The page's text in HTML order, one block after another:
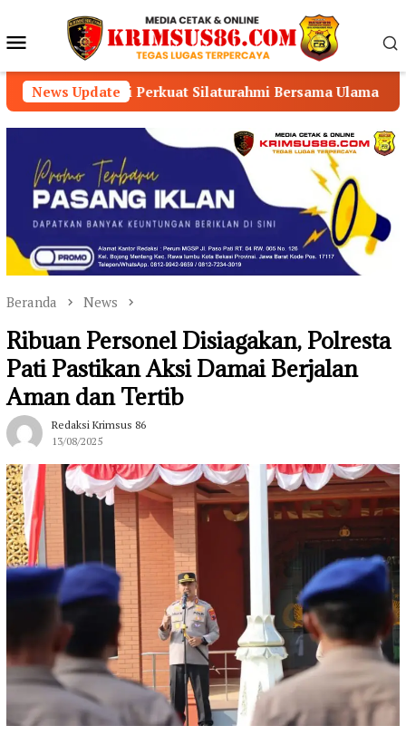
konten Menu
Mobile
News Update
Perkuat Silaturahmi Bersama Ulama dan Masyarakat
Beranda News
Ribuan Personel Disiagakan, Polresta
Pati Pastikan Aksi Damai Berjalan
Aman dan Tertib
Redaksi Krimsus 86
13/08/2025